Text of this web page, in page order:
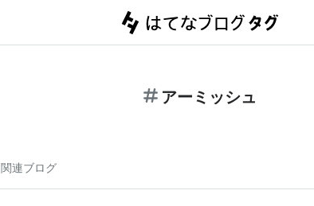
アーミッシュ
関連ブログ